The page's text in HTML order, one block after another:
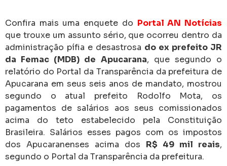
Confira mais uma enquete do Portal AN Notícias
que trouxe um assunto sério, que ocorreu dentro da
administração pífia e desastrosa do ex prefeito JR
da Femac (MDB) de Apucarana, que segundo o
relatório do Portal da Transparência da prefeitura de
Apucarana em seus seis anos de mandato, mostrou
segundo o atual prefeito Rodolfo Mota, os
pagamentos de salários aos seus comissionados
acima do teto estabelecido pela Constituição
Brasileira. Salários esses pagos com os impostos
dos Apucaranenses acima dos R$ 49 mil reais,
segundo o Portal da Transparência da prefeitura.